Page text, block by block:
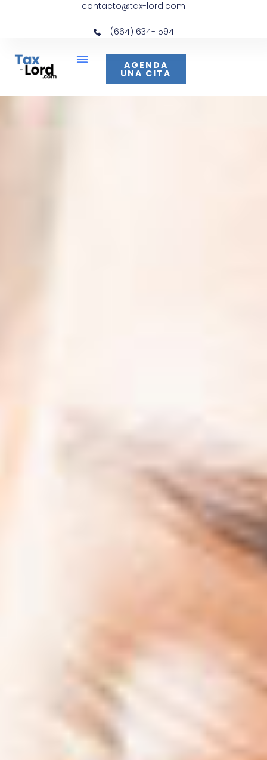
contacto@tax-lord.com
(664) 634-1594
AGENDA
UNA CITA